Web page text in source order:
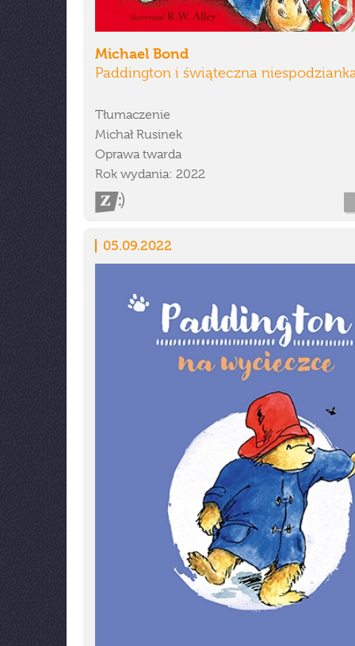
Michael Bond
Paddington i świąteczna
Tłumaczenie
Michał Rusinek
Oprawa twarda
Rok wydania: 2022
05.09.2022